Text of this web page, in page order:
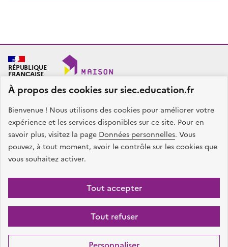
À propos des cookies sur siec.education.fr
Bienvenue ! Nous utilisons des cookies pour améliorer votre
expérience et les services disponibles sur ce site. Pour en
savoir plus, visitez la page Données personnelles. Vous
pouvez, à tout moment, avoir le contrôle sur les cookies que
vous souhaitez activer.
Tout accepter
Tout refuser
RÉPUBLIQUE
FRANÇAISE
SIEC - Maison des examens
Académies de Créteil, Paris et Versailles
7, rue Ernest Renan
94749 ARCUEIL CEDEX
Nous contacter
facebook
x instagramlinkedin
Gestion des cookies